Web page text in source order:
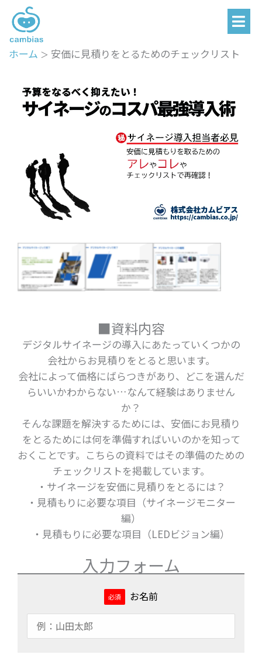
メ
ニ
ュ
ー
ホーム 安価に見積りをとるためのチェックリスト
■資料内容
デジタルサイネージの導入にあたっていくつかの
会社からお見積りをとると思います。
会社によって価格にばらつきがあり、どこを選んだ
らいいかわからない…なんて経験はありません
か？
そんな課題を解決するためには、安価にお見積り
をとるためには何を準備すればいいのかを知って
おくことです。こちらの資料ではその準備のための
チェックリストを掲載しています。
・サイネージを安価に見積りをとるには？
・見積もりに必要な項目（サイネージモニター
編）
・見積もりに必要な項目（LEDビジョン編）
入力フォーム
お名前